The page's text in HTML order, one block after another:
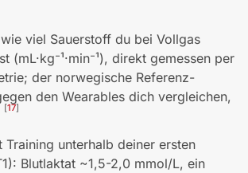
viel Sauerstoff du bei Vollgas
(mL·kg⁻¹·min⁻¹), direkt gemessen per
der norwegische Referenz-
den Wearables dich vergleichen,
[17]
Training unterhalb deiner ersten
Blutlaktat ~1,5-2,0 mmol/L, ein